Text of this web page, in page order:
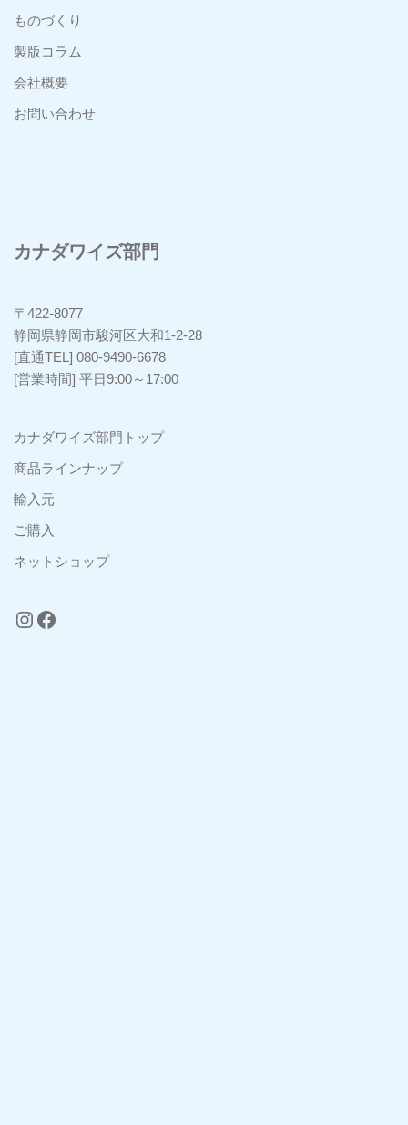
ものづくり
製版コラム
会社概要
お問い合わせ
カナダワイズ部門
〒422-8077
静岡県静岡市駿河区大和1-2-28
[直通TEL] 080-9490-6678
[営業時間] 平日9:00～17:00
カナダワイズ部門トップ
商品ラインナップ
輸入元
ご購入
ネットショップ